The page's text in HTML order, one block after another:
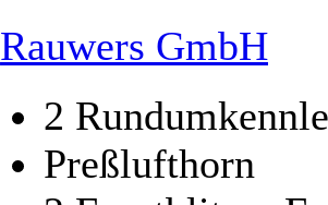
Rauwers GmbH
2
Preßlufthorn